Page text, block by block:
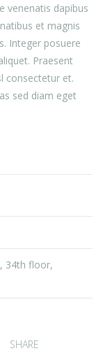
venenatis dapibus
et magnis
Integer posuere
Praesent
consectetur et.
sed diam eget
34th floor,
SHARE